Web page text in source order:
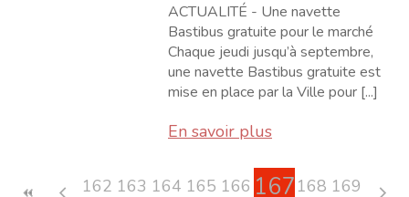
ACTUALITÉ - Une navette
Bastibus gratuite pour le marché
Chaque jeudi jusqu’à septembre,
une navette Bastibus gratuite est
mise en place par la Ville pour [...]
En savoir plus
162 163 164 165 166 167 168 169